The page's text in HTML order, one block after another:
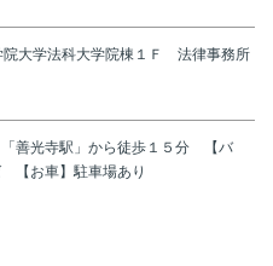
大学法科大学院棟１Ｆ 法律事務所
善光寺駅」から徒歩１５分 【バ
【お車】駐車場あり